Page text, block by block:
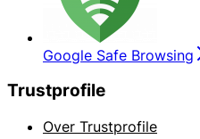
Google Safe Browsing
Trustprofile
Over Trustprofile